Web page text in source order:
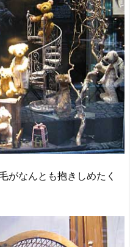
がなんとも抱きしめたく